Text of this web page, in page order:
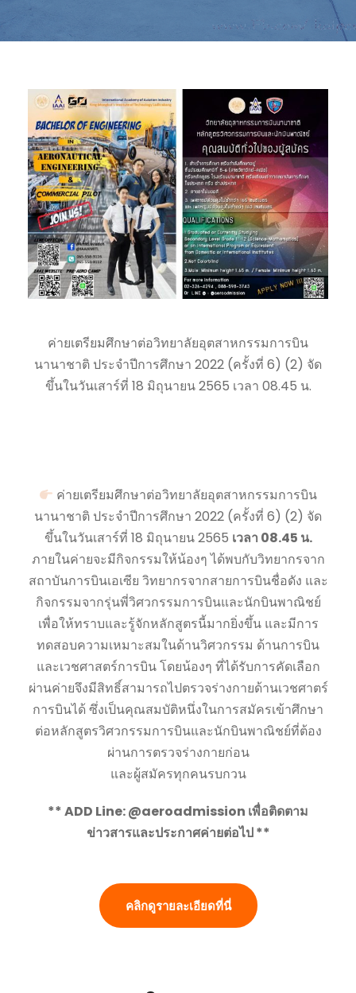
ค่ายเตรียมศึกษาต่อวิทยาลัยอุตสาหกรรมการบิน
นานาชาติ ประจำปีการศึกษา 2022 (ครั้งที่ 6) (2) จัด
ขึ้นในวันเสาร์ที่ 18 มิถุนายน 2565 เวลา 08.45 น.
ค่ายเตรียมศึกษาต่อวิทยาลัยอุตสาหกรรมการบิน
นานาชาติ ประจำปีการศึกษา 2022 (ครั้งที่ 6) (2) จัด
ขึ้นในวันเสาร์ที่ 18 มิถุนายน 2565 เวลา 08.45 น.
ภายในค่ายจะมีกิจกรรมให้น้องๆ ได้พบกับวิทยากรจาก
สถาบันการบินเอเซีย วิทยากรจากสายการบินชื่อดัง และ
กิจกรรมจากรุ่นพี่วิศวกรรมการบินและนักบินพาณิชย์
เพื่อให้ทราบและรู้จักหลักสูตรนี้มากยิ่งขึ้น และมีการ
ทดสอบความเหมาะสมในด้านวิศวกรรม ด้านการบิน
และเวชศาสตร์การบิน โดยน้องๆ ที่ได้รับการคัดเลือก
ผ่านค่ายจึงมีสิทธิ์สามารถไปตรวจร่างกายด้านเวชศาตร์
การบินได้ ซึ่งเป็นคุณสมบัติหนึ่งในการสมัครเข้าศึกษา
ต่อหลักสูตรวิศวกรรมการบินและนักบินพาณิชย์ที่ต้อง
ผ่านการตรวจร่างกายก่อน
และผู้สมัครทุกคนรบกวน
** ADD Line: @aeroadmission เพื่อติดตาม
ข่าวสารและประกาศค่ายต่อไป **
คลิกดูรายละเอียดที่นี่